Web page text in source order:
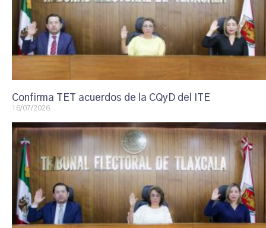
Confirma TET acuerdos de la CQyD del ITE
16/07/2026